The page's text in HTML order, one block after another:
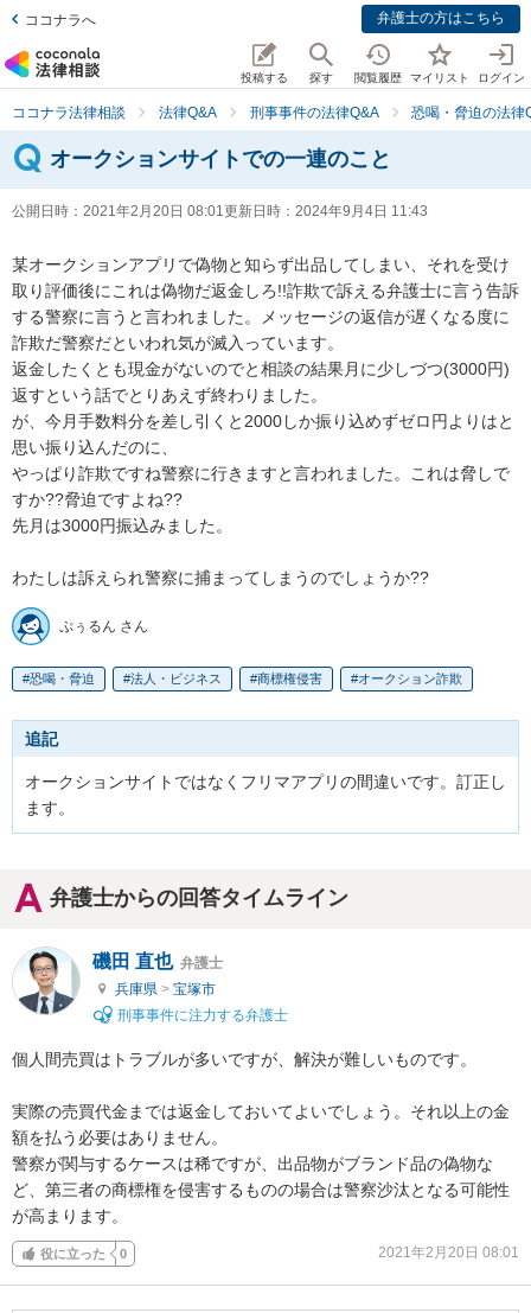
ココナラへ 弁護士の方はこちら
投稿する 探す 閲覧履歴 マイリスト ログイン
ココナラ法律相談 法律Q&A 刑事事件の法律Q&A 恐喝・脅迫の法律
オークションサイトでの一連のこと
公開日時： 2021年2月20日 08:01更新日時： 2024年9月4日 11:43
某オークションアプリで偽物と知らず出品してしまい、それを受け
取り評価後にこれは偽物だ返金しろ!!詐欺で訴える弁護士に言う告訴
する警察に言うと言われました。メッセージの返信が遅くなる度に
詐欺だ警察だといわれ気が滅入っています。
返金したくとも現金がないのでと相談の結果月に少しづつ(3000円)
返すという話でとりあえず終わりました。
が、今月手数料分を差し引くと2000しか振り込めずゼロ円よりはと
思い振り込んだのに、
やっぱり詐欺ですね警察に行きますと言われました。これは脅しで
すか??脅迫ですよね??
先月は3000円振込みました。
わたしは訴えられ警察に捕まってしまうのでしょうか??
ぷぅるん さん
恐喝・脅迫 法人・ビジネス 商標権侵害 オークション詐欺
追記
オークションサイトではなくフリマアプリの間違いです。訂正し
ます。
弁護士からの回答タイムライン
磯田 直也 弁護士
兵庫県 > 宝塚市
刑事事件に注力する弁護士
個人間売買はトラブルが多いですが、解決が難しいものです。
実際の売買代金までは返金しておいてよいでしょう。それ以上の金
額を払う必要はありません。
警察が関与するケースは稀ですが、出品物がブランド品の偽物な
ど、第三者の商標権を侵害するものの場合は警察沙汰となる可能性
が高まります。
役に立った 0 2021年2月20日 08:01